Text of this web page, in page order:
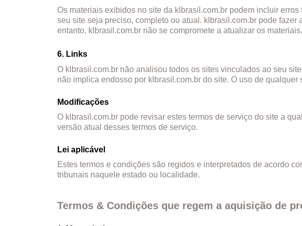
Os materiais exibidos no site da klbrasil.com.br podem incluir
seu site seja preciso, completo ou atual. klbrasil.com.br pode
entanto, klbrasil.com.br não se compromete a atualizar os materiais.
6. Links
O klbrasil.com.br não analisou todos os sites vinculados ao seu
não implica endosso por klbrasil.com.br do site. O uso de
Modificações
O klbrasil.com.br pode revisar estes termos de serviço do site a
versão atual desses termos de serviço.
Lei aplicável
Estes termos e condições são regidos e interpretados de acordo
tribunais naquele estado ou localidade.
Termos & Condições que regem a aquisição de